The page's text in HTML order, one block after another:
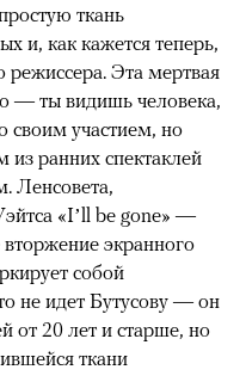
ткань
и, как кажется теперь,
Эта мертвая
— ты видишь человека,
своим участием, но
ранних спектаклей
Ленсовета,
«I’ll be gone» —
экранного
собой
не идет Бутусову — он
от 20 лет и старше, но
ткани